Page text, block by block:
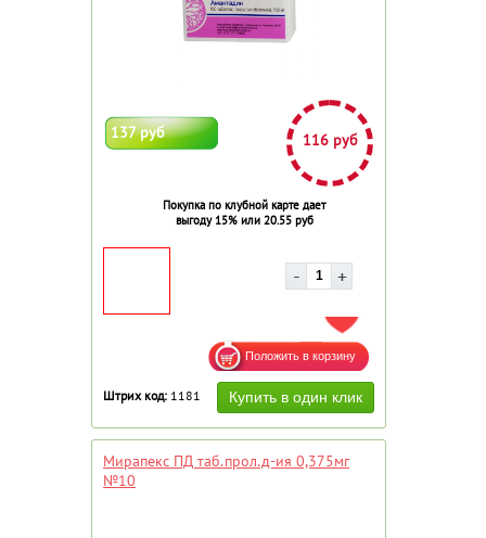
137 руб 116 руб
Покупка по клубной карте дает
выгоду 15% или 20.55 руб
ДОБАВИТЬ В ИЗБРАННОЕ
Штрих код: 1181
Мирапекс ПД таб.прол.д-ия 0,375мг
№10